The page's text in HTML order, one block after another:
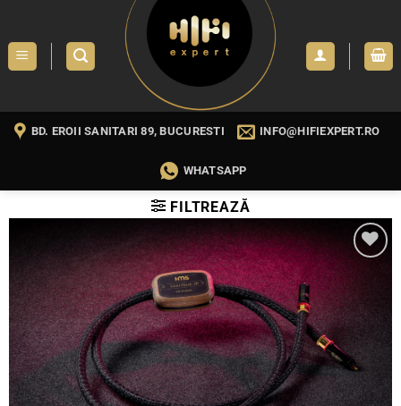
content
BD. EROII SANITARI 89, BUCURESTI INFO@HIFIEXPERT.RO
WHATSAPP
FILTREAZĂ
WISHLIST